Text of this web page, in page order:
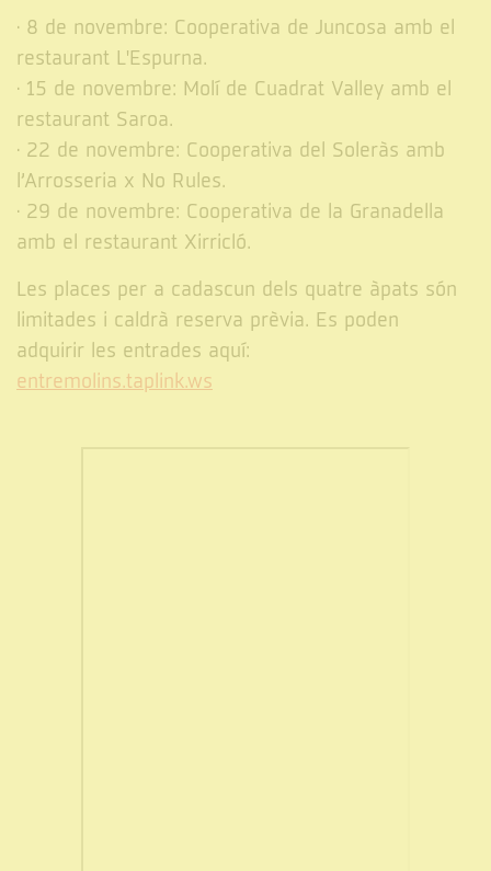
· 8 de novembre: Cooperativa de Juncosa amb el
restaurant L'Espurna.
· 15 de novembre: Molí de Cuadrat Valley amb el
restaurant Saroa.
· 22 de novembre: Cooperativa del Soleràs amb
l’Arrosseria x No Rules.
· 29 de novembre: Cooperativa de la Granadella
amb el restaurant Xirricló.
Les places per a cadascun dels quatre àpats són
limitades i caldrà reserva prèvia. Es poden
adquirir les entrades aquí:
entremolins.taplink.ws